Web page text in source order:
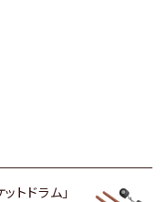
トドラム」